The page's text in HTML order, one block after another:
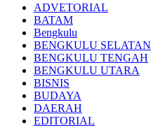
ADVETORIAL
BATAM
Bengkulu
BENGKULU SELATAN
BENGKULU TENGAH
BENGKULU UTARA
BISNIS
BUDAYA
DAERAH
EDITORIAL